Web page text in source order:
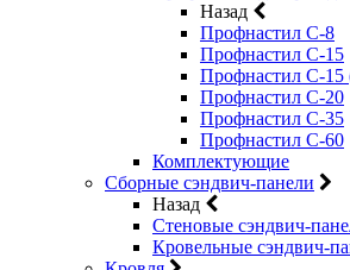
Назад
Профнастил С-8
Профнастил С-15
Профнастил С-15
Профнастил С-20
Профнастил С-35
Профнастил С-60
Комплектующие
Сборные сэндвич-панели
Назад
Стеновые сэндвич-
Кровельные сэндвич-